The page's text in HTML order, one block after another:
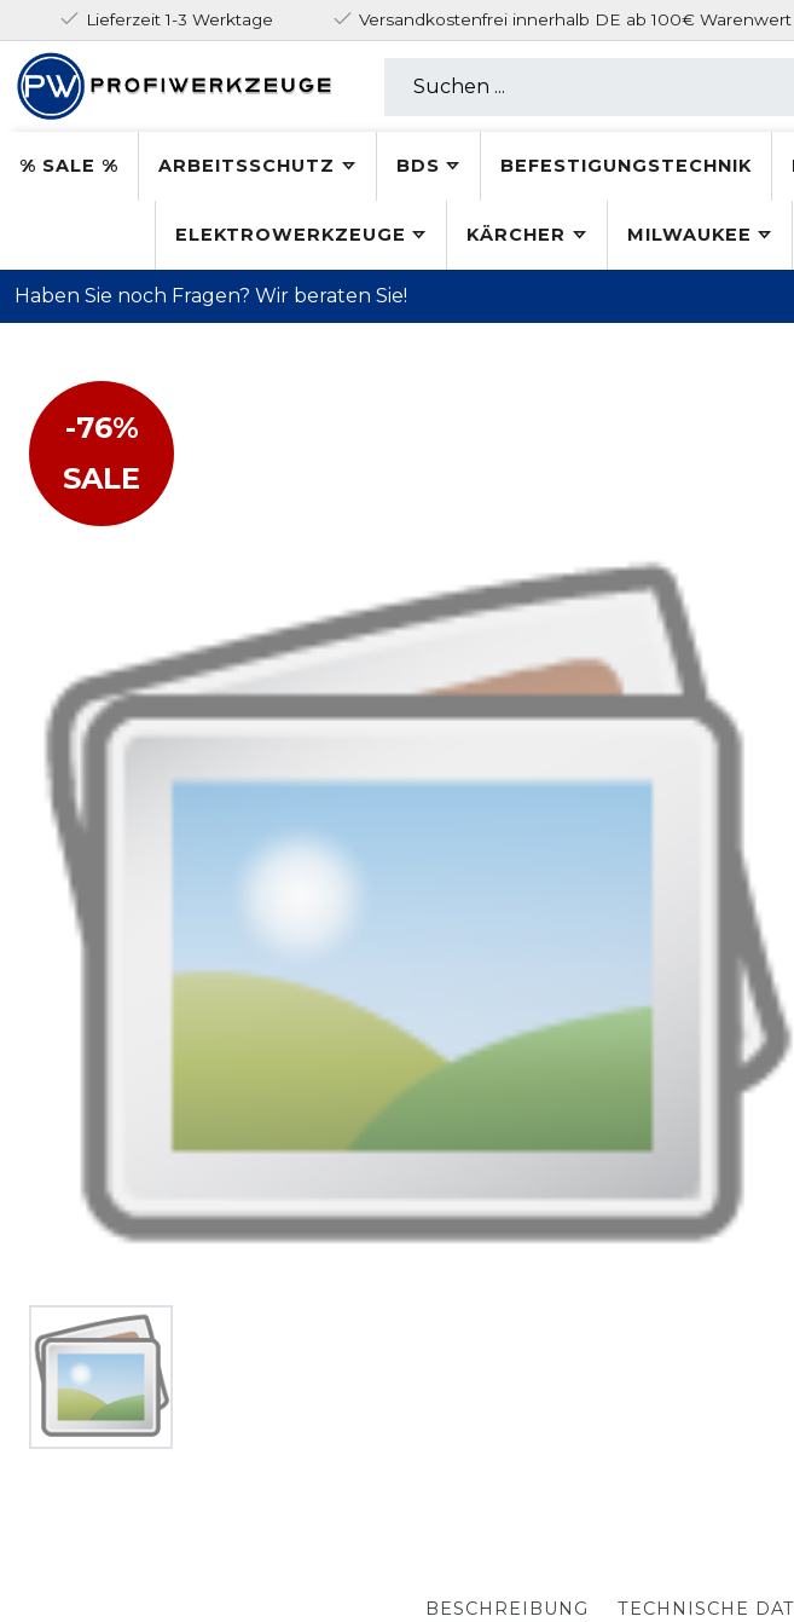
Lieferzeit 1-3 Werktage Versandkostenfrei innerhalb DE ab 100€ Warenwert
% SALE % ARBEITSSCHUTZ BDS BEFESTIGUNGSTECHNIK
ELEKTROWERKZEUGE KÄRCHER MILWAUKEE
Haben Sie noch Fragen? Wir beraten Sie!
-76%
SALE
BESCHREIBUNG TECHNISCHE